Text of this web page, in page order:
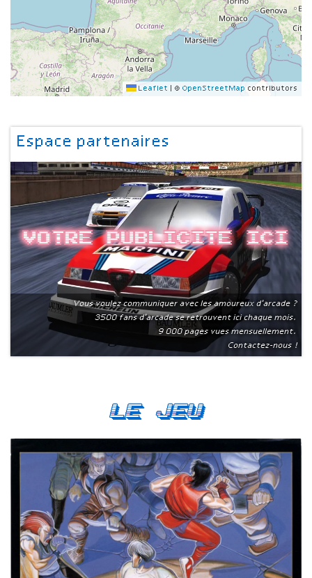
Leaflet © OpenStreetMap contributors
Espace partenaires
Votre publicite ici
Vous voulez communiquer avec les amoureux d'arcade ?
3500 fans d'arcade se retrouvent ici chaque mois.
9 000 pages vues mensuellement.
Contactez-nous !
Le Jeu